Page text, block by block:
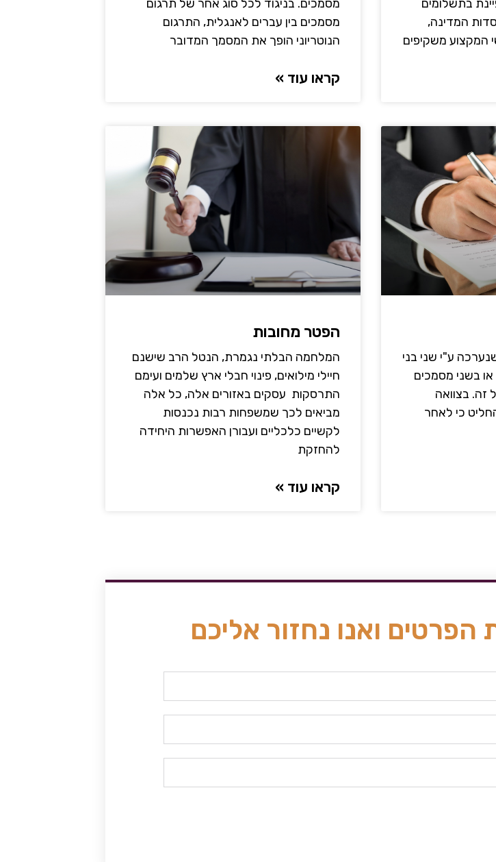
בתשלומים
המדינה,
המקצוע משקיפים
מסמכים. בניגוד לכל סוג אחר של תרגום
מסמכים בין עברים לאנגלית, התרגום
הנוטריוני הופך את המסמך המדובר
קראו עוד »
ע"י שני בני
בשני מסמכים
זה. בצוואה
כי לאחר
הפטר מחובות
המלחמה הבלתי נגמרת, הנטל הרב שישנם
חיילי מילואים, פינוי חבלי ארץ שלמים ועימם
התרסקות עסקים באזורים אלה, כל אלה
מביאים לכך שמשפחות רבות נכנסות
לקשיים כלכליים ועבורן האפשרות היחידה
להחזקת
קראו עוד »
ואנו נחזור אליכם